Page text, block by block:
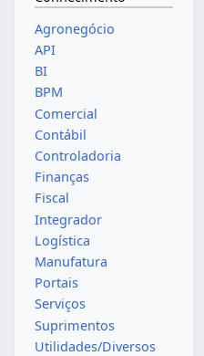
Agronegócio
API
BI
BPM
Comercial
Contábil
Controladoria
Finanças
Fiscal
Integrador
Logística
Manufatura
Portais
Serviços
Suprimentos
Utilidades/Diversos